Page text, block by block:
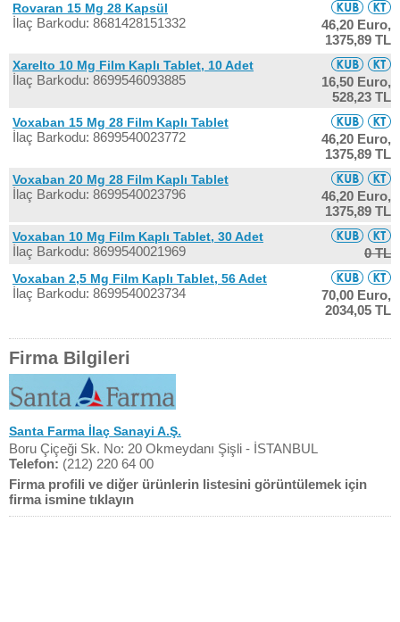
Rovaran 15 Mg 28 Kapsül
İlaç Barkodu: 8681428151332
46,20 Euro,
1375,89 TL
Xarelto 10 Mg Film Kaplı Tablet, 10 Adet
İlaç Barkodu: 8699546093885
16,50 Euro,
528,23 TL
Voxaban 15 Mg 28 Film Kaplı Tablet
İlaç Barkodu: 8699540023772
46,20 Euro,
1375,89 TL
Voxaban 20 Mg 28 Film Kaplı Tablet
İlaç Barkodu: 8699540023796
46,20 Euro,
1375,89 TL
Voxaban 10 Mg Film Kaplı Tablet, 30 Adet
İlaç Barkodu: 8699540021969 0 TL
Voxaban 2,5 Mg Film Kaplı Tablet, 56 Adet
İlaç Barkodu: 8699540023734
70,00 Euro,
2034,05 TL
Firma Bilgileri
Santa Farma İlaç Sanayi A.Ş.
Boru Çiçeği Sk. No: 20 Okmeydanı Şişli - İSTANBUL
Telefon: (212) 220 64 00
Firma profili ve diğer ürünlerin listesini görüntülemek için
firma ismine tıklayın